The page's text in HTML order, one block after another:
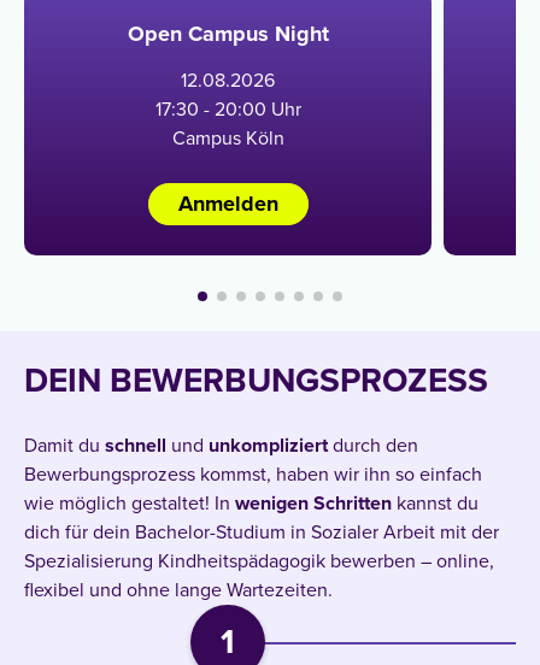
Open Campus Night
12.08.2026
17:30 - 20:00 Uhr
Campus Köln
Anmelden
DEIN BEWERBUNGSPROZESS
Damit du schnell und unkompliziertdurch den
Bewerbungsprozess kommst, haben wir ihn so einfach
wie möglich gestaltet! In wenigen Schritten kannst du
dich für dein Bachelor-Studium in Sozialer Arbeit mit der
Spezialisierung Kindheitspädagogik bewerben – online,
flexibel und ohne lange Wartezeiten.
1